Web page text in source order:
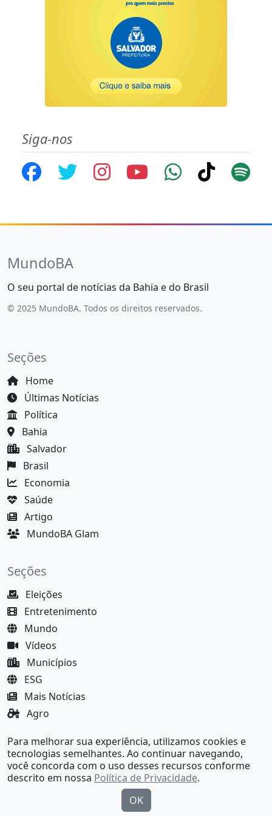
Siga-nos
MundoBA
O seu portal de notícias da Bahia e do Brasil
© 2025 MundoBA. Todos os direitos reservados.
Seções
Home
Últimas Notícias
Política
Bahia
Salvador
Brasil
Economia
Saúde
Artigo
MundoBA Glam
Seções
Eleições
Entretenimento
Mundo
Vídeos
Municípios
ESG
Mais Notícias
Agro
MundoBA Black
Para melhorar sua experiência, utilizamos cookies e
tecnologias semelhantes. Ao continuar navegando,
você concorda com o uso desses recursos conforme
descrito em nossa Política de Privacidade.
OK